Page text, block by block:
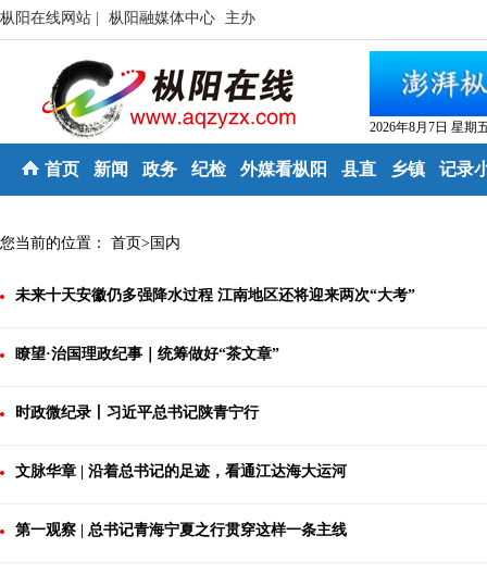
枞阳在线网站 | 枞阳融媒体中心 主办
2026年8月7日 星期
首页 新闻 政务 纪检 外媒看枞阳 县直 乡镇 记录
您当前的位置： 首页>国内
未来十天安徽仍多强降水过程 江南地区还将迎来两次“大考”
瞭望·治国理政纪事｜统筹做好“茶文章”
时政微纪录丨习近平总书记陕青宁行
文脉华章 | 沿着总书记的足迹，看通江达海大运河
第一观察 | 总书记青海宁夏之行贯穿这样一条主线